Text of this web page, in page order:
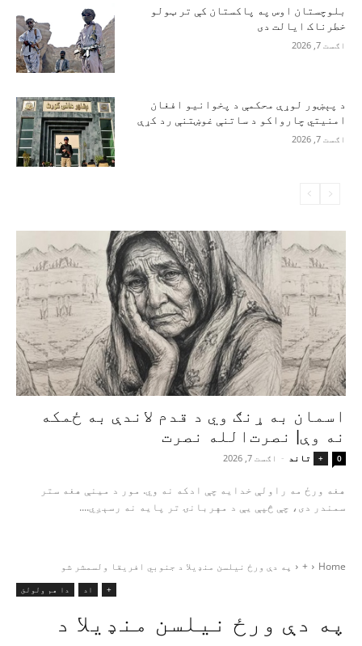
بلوچستان اوس په پاکستان کې تر ټولو
خطرناک ایالت دی
اګست 7, 2026
د پېښور لوړې محکمې د پخوانیو افغان
امنیتي چارواکو د ساتنې غوښتنې رد کړې
اګست 7, 2026
اسمان به ړنګ وي د قدم لاندې به ځمکه
نه وې| نصرت‌الله نصرت
+ تاند - اګست 7, 2026 0
هغه ورځ مه راولې خدایه چې ادکه نه وي. مور د مینې هغه ستر
سمندر دی، چې څپې یې د مهربانۍ تر پایه نه رسېږي....